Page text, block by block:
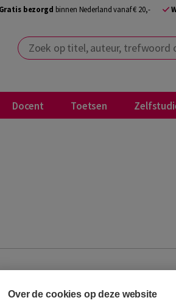
Gratis bezorgd binnen Nederland vanaf € 20,-
Zoek op titel, auteur, trefwoord of
Docent Toetsen
Communiceren B.V.
Over de cookies op deze website